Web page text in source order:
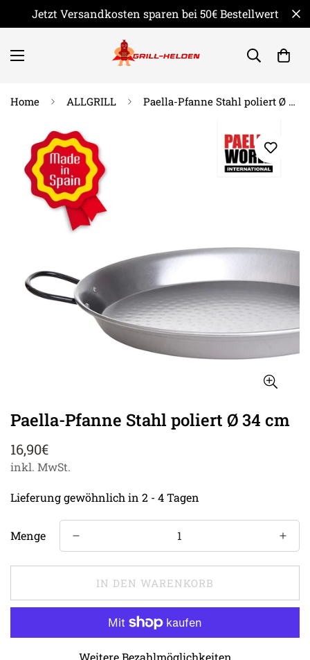
Jetzt Versandkosten sparen bei 50€ Bestellwert
Home ALLGRILL Paella-Pfanne Stahl poliert Ø 34 cm
Paella-Pfanne Stahl poliert Ø 34 cm
Regulärer
Preis
16,90€
inkl. MwSt.
Lieferung gewöhnlich in 2 - 4 Tagen
Menge
IN DEN WARENKORB